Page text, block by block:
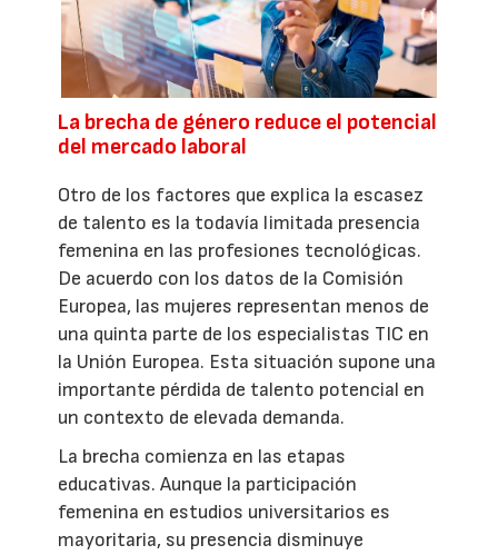
La brecha de género reduce el potencial
del mercado laboral
Otro de los factores que explica la escasez
de talento es la todavía limitada presencia
femenina en las profesiones tecnológicas.
De acuerdo con los datos de la Comisión
Europea, las mujeres representan menos de
una quinta parte de los especialistas TIC en
la Unión Europea. Esta situación supone una
importante pérdida de talento potencial en
un contexto de elevada demanda.
La brecha comienza en las etapas
educativas. Aunque la participación
femenina en estudios universitarios es
mayoritaria, su presencia disminuye